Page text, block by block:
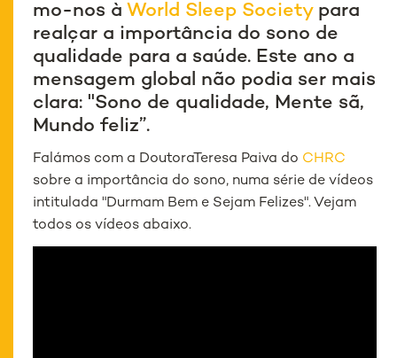
mo-nos à World Sleep Societypara
realçar a importância do sono de
qualidade para a saúde. Este ano a
mensagem global não podia ser mais
clara: "Sono de qualidade, Mente sã,
Mundo feliz”.
Falámos com a DoutoraTeresa Paiva do CHRC
sobre a importância do sono, numa série de vídeos
intitulada "Durmam Bem e Sejam Felizes". Vejam
todos os vídeos abaixo.